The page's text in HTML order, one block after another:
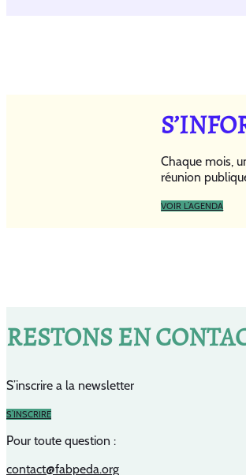
Chaque mois,
réunion
VOIR L’AGENDA
RESTONS EN
S’inscrire a la newsletter
S’INSCRIRE
Pour toute question :
contact@fabpeda.org